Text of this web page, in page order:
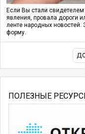
Если Вы стали
явления, провала дороги
ленте народных новостей.
форму.
ПОЛЕЗНЫЕ